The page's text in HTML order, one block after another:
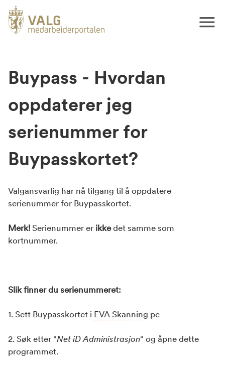
Buypass - Hvordan
oppdaterer jeg
serienummer for
Buypasskortet?
Valgansvarlig har nå tilgang til å oppdatere
serienummer for Buypasskortet.
Merk!Serienummer er ikkedet samme som
kortnummer.
Slik finner du serienummeret:
1. Sett Buypasskortet i EVASkanning pc
2. Søk etter "Net iD Administrasjon" og åpne dette
programmet.